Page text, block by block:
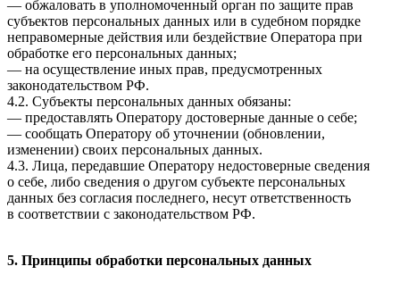
— обжаловать в уполномоченный орган по защите прав
субъектов персональных данных или в судебном порядке
неправомерные действия или бездействие Оператора при
обработке его персональных данных;
— на осуществление иных прав, предусмотренных
законодательством РФ.
4.2. Субъекты персональных данных обязаны:
— предоставлять Оператору достоверные данные о себе;
— сообщать Оператору об уточнении (обновлении,
изменении) своих персональных данных.
4.3. Лица, передавшие Оператору недостоверные сведения
о себе, либо сведения о другом субъекте персональных
данных без согласия последнего, несут ответственность
в соответствии с законодательством РФ.
5. Принципы обработки персональных данных